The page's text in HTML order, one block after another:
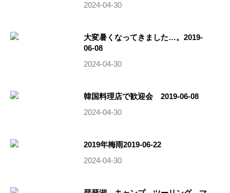
2024-04-30
大変暑くなってきました…。2019-
06-08
2024-04-30
韓国料理店で歓迎会 2019-06-08
2024-04-30
2019年梅雨2019-06-22
2024-04-30